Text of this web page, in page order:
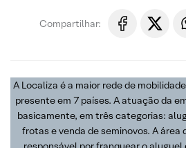
Compartilhar:
A Localiza é a maior rede de
presente em 7 países. A atuação da
basicamente, em três categorias:
frotas e venda de seminovos. A área